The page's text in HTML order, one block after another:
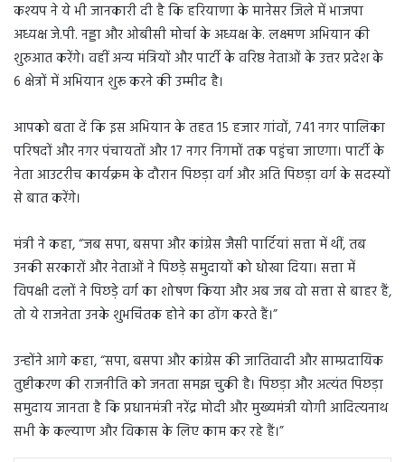
कश्यप ने ये भी जानकारी दी है कि हरियाणा के मानेसर जिले में भाजपा
अध्यक्ष जे.पी. नड्डा और ओबीसी मोर्चा के अध्यक्ष के. लक्ष्मण अभियान की
शुरुआत करेंगे। वहीं अन्य मंत्रियों और पार्टी के वरिष्ठ नेताओं के उत्तर प्रदेश के
6 क्षेत्रों में अभियान शुरू करने की उम्मीद है।
आपको बता दें कि इस अभियान के तहत 15 हजार गांवों, 741 नगर पालिका
परिषदों और नगर पंचायतों और 17 नगर निगमों तक पहुंचा जाएगा। पार्टी के
नेता आउटरीच कार्यक्रम के दौरान पिछड़ा वर्ग और अति पिछड़ा वर्ग के सदस्यों
से बात करेंगे।
मंत्री ने कहा, “जब सपा, बसपा और कांग्रेस जैसी पार्टियां सत्ता में थीं, तब
उनकी सरकारों और नेताओं ने पिछड़े समुदायों को धोखा दिया। सत्ता में
विपक्षी दलों ने पिछड़े वर्ग का शोषण किया और अब जब वो सत्ता से बाहर हैं,
तो ये राजनेता उनके शुभचिंतक होने का ढोंग करते हैं।”
उन्होंने आगे कहा, “सपा, बसपा और कांग्रेस की जातिवादी और साम्प्रदायिक
तुष्टीकरण की राजनीति को जनता समझ चुकी है। पिछड़ा और अत्यंत पिछड़ा
समुदाय जानता है कि प्रधानमंत्री नरेंद्र मोदी और मुख्यमंत्री योगी आदित्यनाथ
सभी के कल्याण और विकास के लिए काम कर रहे हैं।”